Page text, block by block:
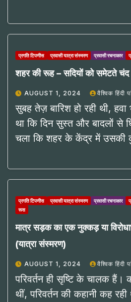
प्रगति टिपणीस प्रवासी यात्रा संस्मरण प्रवासी रचनाकार
शहर की रूह – सदियों को समेटते चंद
AUGUST 1, 2024 वैश्विक हिंदी
सुबह तेज़ बारिश हो रही थी,
था कि दिन सुस्त और बादलों से
चला कि शहर के केंद्र में
प्रगति टिपणीस प्रवासी यात्रा संस्मरण प्रवासी रचनाकार
रूस
मात्र सड़क का एक नुक्कड़ या
(यात्रा संस्मरण)
AUGUST 1, 2024 वैश्विक हिंदी
परिवर्तन ही सृष्टि के चालक हैं।
थीं, परिवर्तन की कहानी कह